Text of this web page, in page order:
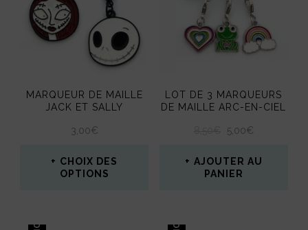
MARQUEUR DE MAILLE
JACK ET SALLY
3,00€
CHOIX DES
OPTIONS
LOT DE 3 MARQUEURS
DE MAILLE ARC-EN-CIEL
LE
INITIAL
ÉTAIT :
5,00€LE
ACTUEL
AJOUTER AU
PANIER